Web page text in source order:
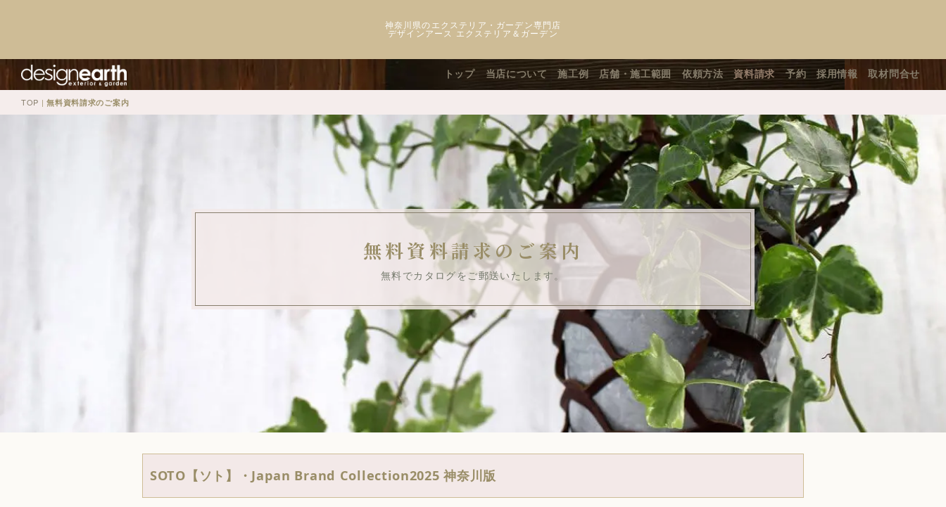
神奈川県のエクステリア・ガーデン専門店
デザインアース エクステリア＆ガーデン
トップ 当店について 施工例 店舗・施工範囲 依頼方法 資料請求 予約 採用情報 取材問合せ
TOP |無料資料請求のご案内
無料資料請求のご案内
無料でカタログをご郵送いたします。
SOTO【ソト】・Japan Brand Collection2025 神奈川版